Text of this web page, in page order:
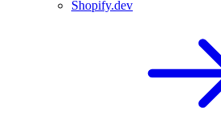
Shopify.dev